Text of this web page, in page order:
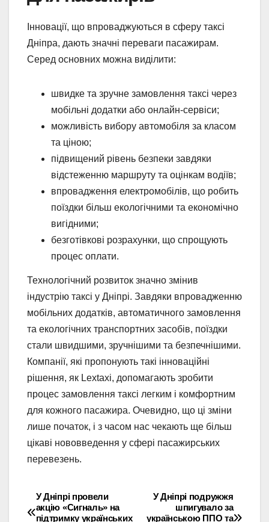
Інновації, що впроваджуються в сферу таксі
Дніпра, дають значні переваги пасажирам.
Серед основних можна виділити:
швидке та зручне замовлення таксі через
мобільні додатки або онлайн-сервіси;
можливість вибору автомобіля за класом
та ціною;
підвищений рівень безпеки завдяки
відстеженню маршруту та оцінкам водіїв;
впровадження електромобілів, що робить
поїздки більш екологічними та економічно
вигідними;
безготівкові розрахунки, що спрощують
процес оплати.
Технологічний розвиток значно змінив
індустрію таксі у Дніпрі. Завдяки впровадженню
мобільних додатків, автоматичного замовлення
та екологічних транспортних засобів, поїздки
стали швидшими, зручнішими та безпечнішими.
Компанії, які пропонують такі інноваційні
рішення, як Lextaxi, допомагають зробити
процес замовлення таксі легким і комфортним
для кожного пасажира. Очевидно, що ці зміни
лише початок, і з часом нас чекають ще більш
цікаві нововведення у сфері пасажирських
перевезень.
Навігація
У Дніпрі подружжя
шпигувало за
українською ППО та
У Дніпрі провели
акцію «Сигналь» на
підтримку українських